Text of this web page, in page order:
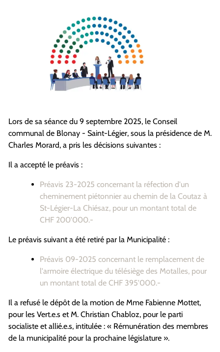
Lors de sa séance du 9 septembre 2025, le Conseil
communal de Blonay - Saint-Légier, sous la présidence de M.
Charles Morard, a pris les décisions suivantes :
Il a accepté le préavis :
Préavis 23-2025 concernant la réfection d'un
cheminement piétonnier au chemin de la Coutaz à
St-Légier-La Chiésaz, pour un montant total de
CHF 200'000.-
Le préavis suivant a été retiré par la Municipalité :
Préavis 09-2025 concernant le remplacement de
l'armoire électrique du télésiège des Motalles, pour
un montant total de CHF 395'000.-
Il a refusé le dépôt de la motion de Mme Fabienne Mottet,
pour les Vert.e.s et M. Christian Chabloz, pour le parti
socialiste et allié.e.s, intitulée : « Rémunération des membres
de la municipalité pour la prochaine législature ».